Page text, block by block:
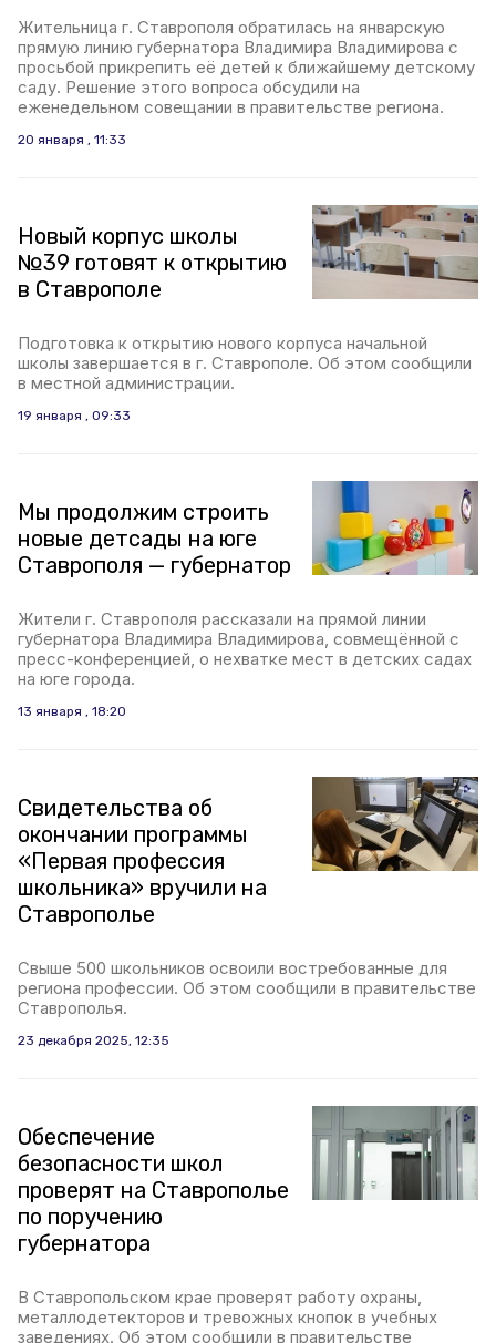
Жительница г. Ставрополя обратилась на январскую
прямую линию губернатора Владимира Владимирова с
просьбой прикрепить её детей к ближайшему детскому
саду. Решение этого вопроса обсудили на
еженедельном совещании в правительстве региона.
20 января , 11:33
Новый корпус школы
№39 готовят к открытию
в Ставрополе
Подготовка к открытию нового корпуса начальной
школы завершается в г. Ставрополе. Об этом сообщили
в местной администрации.
19 января , 09:33
Мы продолжим строить
новые детсады на юге
Ставрополя — губернатор
Жители г. Ставрополя рассказали на прямой линии
губернатора Владимира Владимирова, совмещённой с
пресс-конференцией, о нехватке мест в детских садах
на юге города.
13 января , 18:20
Свидетельства об
окончании программы
«Первая профессия
школьника» вручили на
Ставрополье
Свыше 500 школьников освоили востребованные для
региона профессии. Об этом сообщили в правительстве
Ставрополья.
23 декабря 2025, 12:35
Обеспечение
безопасности школ
проверят на Ставрополье
по поручению
губернатора
В Ставропольском крае проверят работу охраны,
металлодетекторов и тревожных кнопок в учебных
заведениях. Об этом сообщили в правительстве